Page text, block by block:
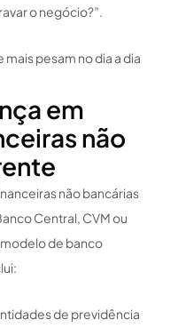
o negócio?”.
pesam no dia a dia
em
não
não bancárias
Central, CVM ou
modelo de banco
de previdência